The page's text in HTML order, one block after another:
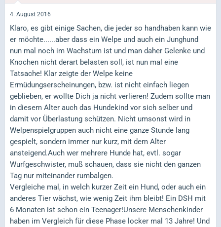
4. August 2016
Klaro, es gibt einige Sachen, die jeder so handhaben kann wie
er möchte......aber dass ein Welpe und auch ein Junghund
nun mal noch im Wachstum ist und man daher Gelenke und
Knochen nicht derart belasten soll, ist nun mal eine
Tatsache! Klar zeigte der Welpe keine
Ermüdungserscheinungen, bzw. ist nicht einfach liegen
geblieben, er wollte Dich ja nicht verlieren! Zudem sollte man
in diesem Alter auch das Hundekind vor sich selber und
damit vor Überlastung schützen. Nicht umsonst wird in
Welpenspielgruppen auch nicht eine ganze Stunde lang
gespielt, sondern immer nur kurz, mit dem Alter
ansteigend.Auch wer mehrere Hunde hat, evtl. sogar
Wurfgeschwister, muß schauen, dass sie nicht den ganzen
Tag nur miteinander rumbalgen.
Vergleiche mal, in welch kurzer Zeit ein Hund, oder auch ein
anderes Tier wächst, wie wenig Zeit ihm bleibt! Ein DSH mit
6 Monaten ist schon ein Teenager!Unsere Menschenkinder
haben im Vergleich für diese Phase locker mal 13 Jahre! Und